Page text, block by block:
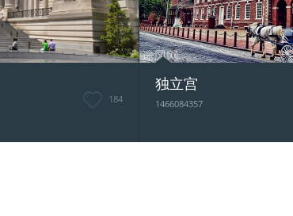
184
独立宫
1466084357